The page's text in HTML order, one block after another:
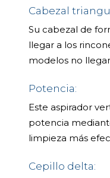
Cabezal
Su cabezal de
llegar a los
modelos no
Potencia:
Este aspirador
potencia
limpieza más
Cepillo delta: